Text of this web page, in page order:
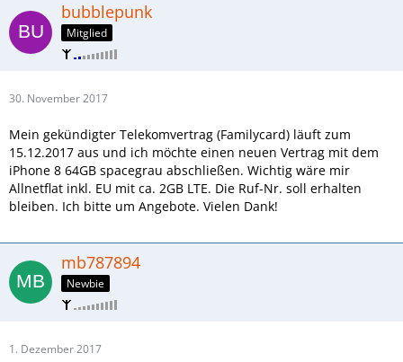
bubblepunk
Mitglied
30. November 2017
Mein gekündigter Telekomvertrag (Familycard) läuft zum
15.12.2017 aus und ich möchte einen neuen Vertrag mit dem
iPhone 8 64GB spacegrau abschließen. Wichtig wäre mir
Allnetflat inkl. EU mit ca. 2GB LTE. Die Ruf-Nr. soll erhalten
bleiben. Ich bitte um Angebote. Vielen Dank!
mb787894
Newbie
1. Dezember 2017